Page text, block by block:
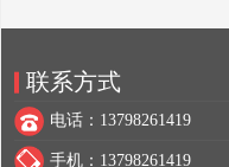
联系方式
电话：13798261419
手机：13798261419